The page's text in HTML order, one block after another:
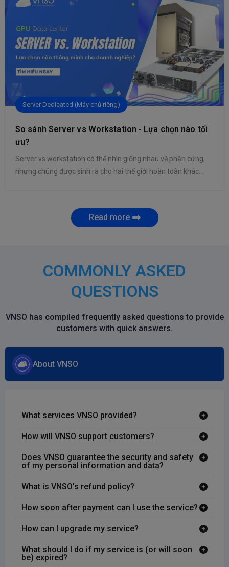
khai hệ thống với chi […]
Server Dedicated (Máy chủ riêng)
So sánh Server vs Workstation - Lựa chọn nào tối
ưu?
Server vs workstation có thể nhìn giống nhau về phần cứng,
nhưng chúng được sinh ra cho hai thế giới hoàn toàn khác
hình. Chỉ khi hiểu rõ khác […]
Read more
COMMONLY ASKED
QUESTIONS
VNSO has compiled frequently asked questions to provide
customers with quick answers.
About VNSO
What services VNSO provided?
How will VNSO support customers?
Does VNSO guarantee the security and safety
of my personal information and data?
What is VNSO's refund policy?
How soon after payment can I use the service?
How can I upgrade my service?
What should I do if my service is (or will soon
be) expired?